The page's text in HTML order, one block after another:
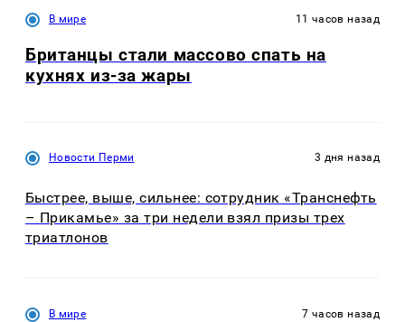
В мире 11 часов назад
Британцы стали массово спать на
кухнях из-за жары
Новости Перми 3 дня назад
Быстрее, выше, сильнее: сотрудник «Транснефть
– Прикамье» за три недели взял призы трех
триатлонов
В мире 7 часов назад